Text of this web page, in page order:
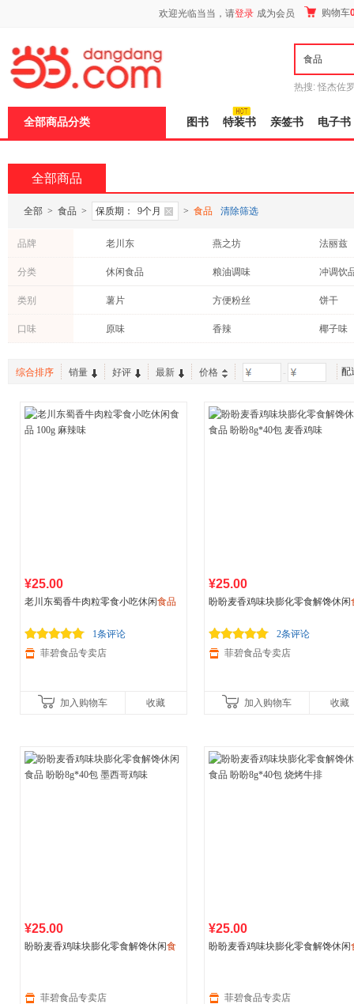
欢迎光临当当，请登录 成为会员 购物车
热搜: 怪杰佐
全部商品分类 图书 特装书 亲签书 电子书
全部商品
全部 > 食品 > 保质期： 9个月 > 食品 清除筛选
品牌 老川东 燕之坊
法丽兹
上好佳
良品铺子
奥利奥
分类 休闲食品 粮油调味 冲调饮
类别 薯片 方便粉丝
饼干
牛肉
沙琪玛
威化
口味 原味 香辣 椰子味
综合排序 销量 好评 最新 价格 - 配
¥25.00
老川东蜀香牛肉粒零食小吃休闲食品
1条评论
菲碧食品专卖店
加入购物车 收藏
¥25.00
盼盼麦香鸡味块膨化零食解馋休闲
2条评论
菲碧食品专卖店
加入购物车 收藏
¥25.00
盼盼麦香鸡味块膨化零食解馋休闲食
菲碧食品专卖店
¥25.00
盼盼麦香鸡味块膨化零食解馋休闲
菲碧食品专卖店
页
加